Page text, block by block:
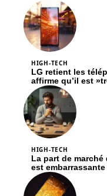
HIGH-TECH
LG retient les
affirme qu’il est
HIGH-TECH
La part de marché
est embarrassante